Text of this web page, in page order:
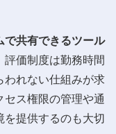
で共有できるツール
評価制度は勤務時間
われない仕組みが求
ス権限の管理や通
提供するのも大切